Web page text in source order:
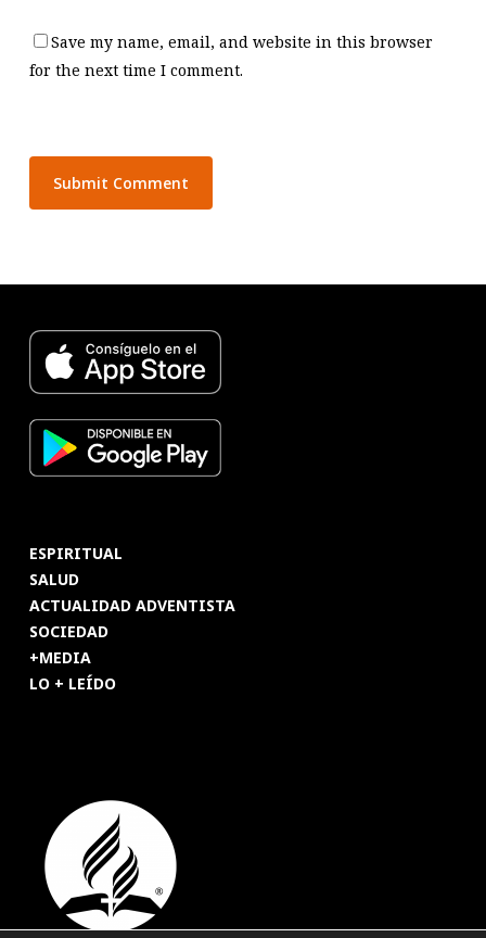
Save my name, email, and website in this browser
for the next time I comment.
ESPIRITUAL
SALUD
ACTUALIDAD ADVENTISTA
SOCIEDAD
+MEDIA
LO + LEÍDO